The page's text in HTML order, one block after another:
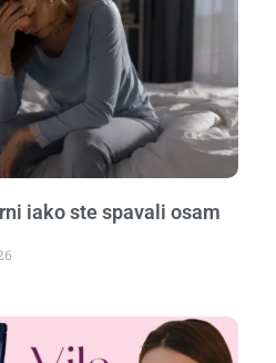
iako ste spavali osam